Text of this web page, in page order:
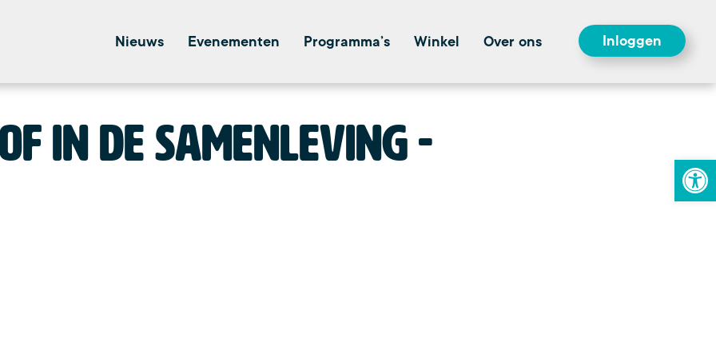
Nieuws Evenementen Programma’s Winkel Over ons Inloggen
in de samenleving